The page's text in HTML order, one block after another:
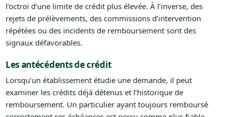
l’octroi d’une limite de crédit plus élevée. À l’inverse, des
rejets de prélèvements, des commissions d’intervention
répétées ou des incidents de remboursement sont des
signaux défavorables.
Les antécédents de crédit
Lorsqu’un établissement étudie une demande, il peut
examiner les crédits déjà détenus et l’historique de
remboursement. Un particulier ayant toujours remboursé